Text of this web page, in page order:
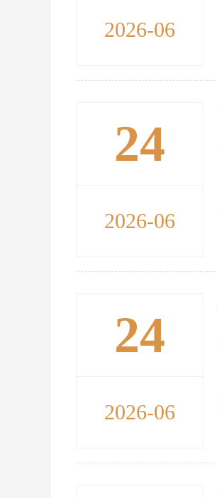
2026-06
24
2026-06
24
2026-06